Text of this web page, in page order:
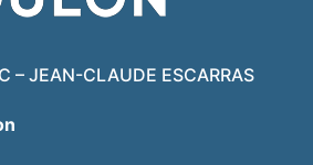
– JEAN-CLAUDE ESCARRAS